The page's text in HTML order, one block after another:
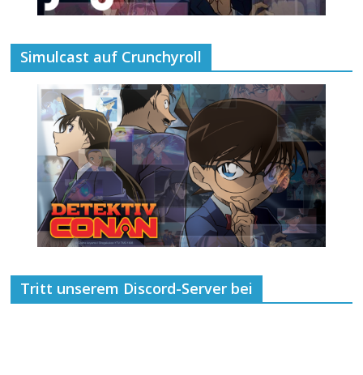
Simulcast auf Crunchyroll
Tritt unserem Discord-Server bei